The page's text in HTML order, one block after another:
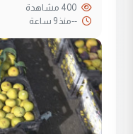
--منذ 9 ساعة